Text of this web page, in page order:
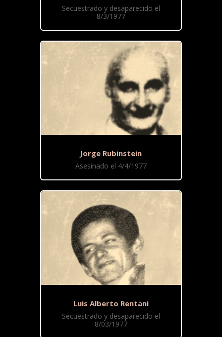
Secuestrado y desaparecido el
8/3/1977
Jorge Rubinstein
Asesinado el 4/4/1977
Luis Alberto Rentani
Secuestrado y desaparecido el
8/03/1977